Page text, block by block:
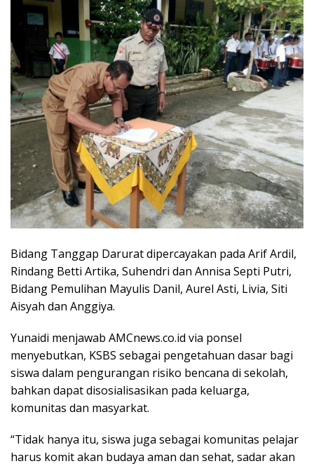
Bidang Tanggap Darurat dipercayakan pada Arif Ardil,
Rindang Betti Artika, Suhendri dan Annisa Septi Putri,
Bidang Pemulihan Mayulis Danil, Aurel Asti, Livia, Siti
Aisyah dan Anggiya.
Yunaidi menjawab AMCnews.co.id via ponsel
menyebutkan, KSBS sebagai pengetahuan dasar bagi
siswa dalam pengurangan risiko bencana di sekolah,
bahkan dapat disosialisasikan pada keluarga,
komunitas dan masyarkat.
“Tidak hanya itu, siswa juga sebagai komunitas pelajar
harus komit akan budaya aman dan sehat, sadar akan